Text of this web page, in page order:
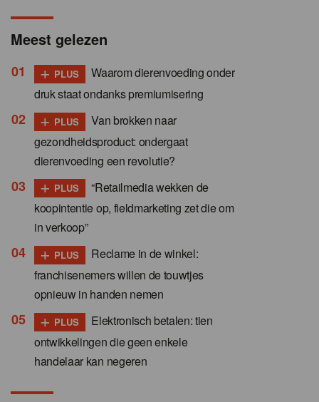
Meest gelezen
+ PLUS
Waarom dierenvoeding onder
druk staat ondanks premiumisering
+ PLUS
Van brokken naar
gezondheidsproduct: ondergaat
dierenvoeding een revolutie?
+ PLUS
“Retailmedia wekken de
koopintentie op, fieldmarketing zet die om
in verkoop”
+ PLUS
Reclame in de winkel:
franchisenemers willen de touwtjes
opnieuw in handen nemen
+ PLUS
Elektronisch betalen: tien
ontwikkelingen die geen enkele
handelaar kan negeren